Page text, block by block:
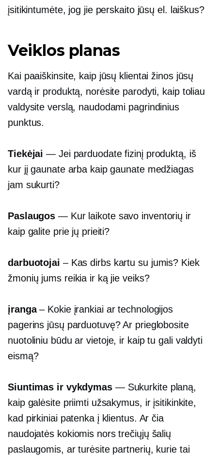
įsitikintumėte, jog jie perskaito jūsų el. laiškus?
Veiklos planas
Kai paaiškinsite, kaip jūsų klientai žinos jūsų
vardą ir produktą, norėsite parodyti, kaip toliau
valdysite verslą, naudodami pagrindinius
punktus.
Tiekėjai — Jei parduodate fizinį produktą, iš
kur jį gaunate arba kaip gaunate medžiagas
jam sukurti?
Paslaugos — Kur laikote savo inventorių ir
kaip galite prie jų prieiti?
darbuotojai – Kas dirbs kartu su jumis? Kiek
žmonių jums reikia ir ką jie veiks?
įranga– Kokie įrankiai ar technologijos
pagerins jūsų parduotuvę? Ar prieglobosite
nuotoliniu būdu arvietoje, ir kaip tu gali valdyti
eismą?
Siuntimas ir vykdymas— Sukurkite planą,
kaip galėsite priimti užsakymus, ir įsitikinkite,
kad pirkiniai patenka į klientus. Ar čia
naudojatės kokiomis nors trečiųjų šalių
paslaugomis, ar turėsite partnerių, kurie tai